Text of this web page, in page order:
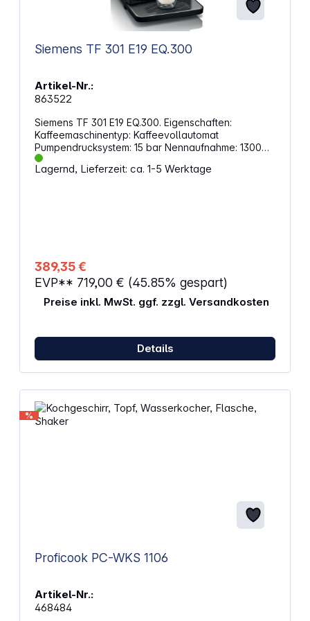
Siemens TF 301 E19 EQ.300
Artikel-Nr.:
863522
Siemens TF 301 E19 EQ.300. Eigenschaften:
Kaffeemaschinentyp: Kaffeevollautomat
Pumpendrucksystem: 15 bar Nennaufnahme: 1300
Watt Inklusive Milchaufschäumschlauch Wasserfilter
optional Wassertank Fassungsvermögen: 1,4 Liter
Entkalkungs- und Reinigungsprogramm
Abnehmbare Teile sind spülmaschinenfest Display
Abmessungen: 251 x 383 x 433 mm Gewicht: 7 kg
Lagernd, Lieferzeit: ca. 1-5 Werktage
389,35 €
EVP** 719,00 € (45.85% gespart)
Preise inkl. MwSt. ggf. zzgl. Versandkosten
Details
%
Proficook PC-WKS 1106
Artikel-Nr.:
468484